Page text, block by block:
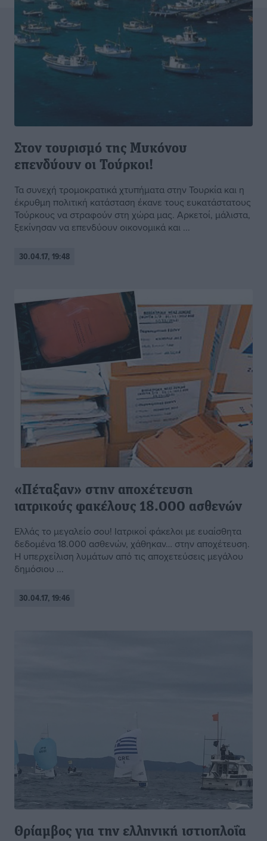
Στον τουρισμό της Μυκόνου
επενδύουν οι Τούρκοι!
Τα συνεχή τρομοκρατικά χτυπήματα στην Τουρκία και η
έκρυθμη πολιτική κατάσταση έκανε τους ευκατάστατους
Τούρκους να στραφούν στη χώρα μας. Αρκετοί, μάλιστα,
ξεκίνησαν να επενδύουν οικονομικά και ...
30.04.17, 19:48
«Πέταξαν» στην αποχέτευση
ιατρικούς φακέλους 18.000 ασθενών
Ελλάς το μεγαλείο σου! Ιατρικοί φάκελοι με ευαίσθητα
δεδομένα 18.000 ασθενών, χάθηκαν… στην αποχέτευση.
Η υπερχείλιση λυμάτων από τις αποχετεύσεις μεγάλου
δημόσιου ...
30.04.17, 19:46
Θρίαμβος για την ελληνική ιστιοπλοΐα